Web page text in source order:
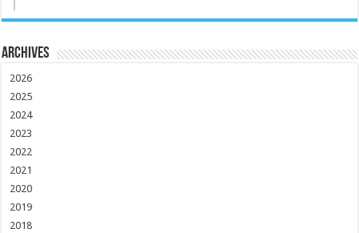
Archives
2026
2025
2024
2023
2022
2021
2020
2019
2018